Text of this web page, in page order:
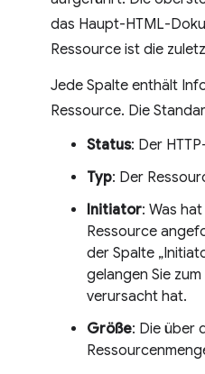
das Haupt-HTML-
Ressource ist die
Jede Spalte enthält
Ressource. Die
Status: Der
Typ: Der
Initiator: Was
Ressource
der Spalte
gelangen Sie
verursacht hat.
Größe: Die über